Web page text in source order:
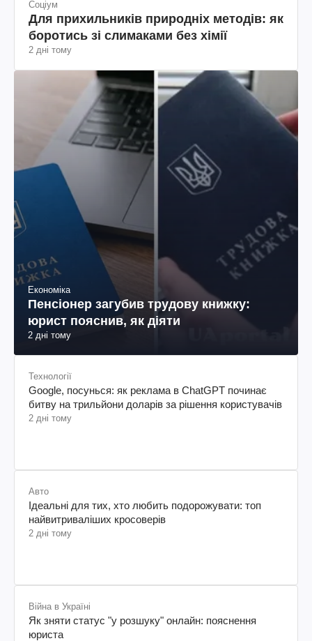
Соціум
Для прихильників природніх методів: як
боротись зі слимаками без хімії
2 дні тому
Економіка
Пенсіонер загубив трудову книжку:
юрист пояснив, як діяти
2 дні тому
Технології
Google, посунься: як реклама в ChatGPT починає
битву на трильйони доларів за рішення користувачів
2 дні тому
Авто
Ідеальні для тих, хто любить подорожувати: топ
найвитриваліших кросоверів
2 дні тому
Війна в Україні
Як зняти статус "у розшуку" онлайн: пояснення
юриста